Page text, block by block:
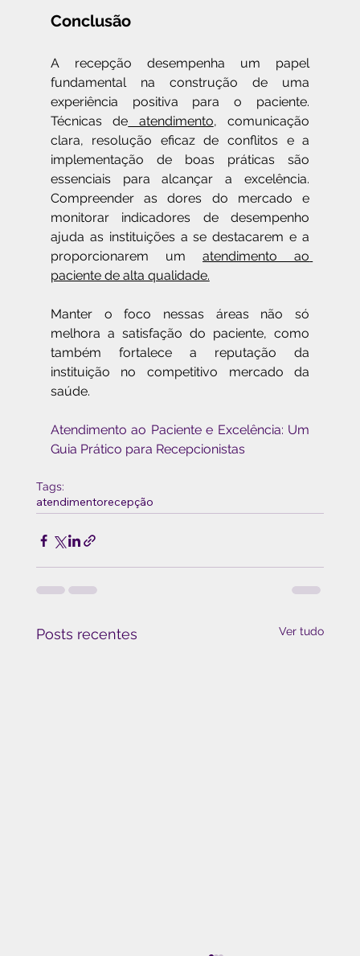
Conclusão
A recepção desempenha um papel
fundamental na construção de uma
experiência positiva para o paciente.
Técnicas de atendimento, comunicação
clara, resolução eficaz de conflitos e a
implementação de boas práticas são
essenciais para alcançar a excelência.
Compreender as dores do mercado e
monitorar indicadores de desempenho
ajuda as instituições a se destacarem e a
proporcionarem um atendimento ao
paciente de alta qualidade.
Manter o foco nessas áreas não só
melhora a satisfação do paciente, como
também fortalece a reputação da
instituição no competitivo mercado da
saúde.
Atendimento ao Paciente e Excelência: Um
Guia Prático para Recepcionistas
Tags:
atendimentorecepção
Posts recentes Ver tudo